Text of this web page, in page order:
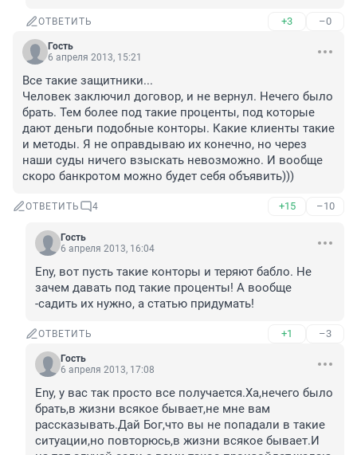
ОТВЕТИТЬ +3 –0
Гость
6 апреля 2013, 15:21
Все такие защитники...
Человек заключил договор, и не вернул. Нечего было
брать. Тем более под такие проценты, под которые
дают деньги подобные конторы. Какие клиенты такие
и методы. Я не оправдываю их конечно, но через
наши суды ничего взыскать невозможно. И вообще
скоро банкротом можно будет себя объявить)))
ОТВЕТИТЬ 4 +15 –10
Гость
6 апреля 2013, 16:04
Eny, вот пусть такие конторы и теряют бабло. Не
зачем давать под такие проценты! А вообще
-садить их нужно, а статью придумать!
ОТВЕТИТЬ +1 –3
Гость
6 апреля 2013, 17:08
Eny, у вас так просто все получается.Ха,нечего было
брать,в жизни всякое бывает,не мне вам
рассказывать.Дай Бог,что вы не попадали в такие
ситуации,но повторюсь,в жизни всякое бывает.И